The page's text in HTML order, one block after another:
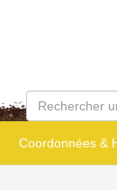
Coordonnées &